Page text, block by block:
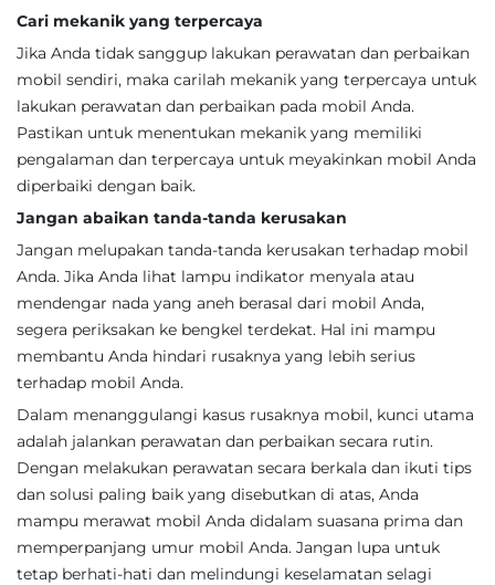
Cari mekanik yang terpercaya
Jika Anda tidak sanggup lakukan perawatan dan perbaikan
mobil sendiri, maka carilah mekanik yang terpercaya untuk
lakukan perawatan dan perbaikan pada mobil Anda.
Pastikan untuk menentukan mekanik yang memiliki
pengalaman dan terpercaya untuk meyakinkan mobil Anda
diperbaiki dengan baik.
Jangan abaikan tanda-tanda kerusakan
Jangan melupakan tanda-tanda kerusakan terhadap mobil
Anda. Jika Anda lihat lampu indikator menyala atau
mendengar nada yang aneh berasal dari mobil Anda,
segera periksakan ke bengkel terdekat. Hal ini mampu
membantu Anda hindari rusaknya yang lebih serius
terhadap mobil Anda.
Dalam menanggulangi kasus rusaknya mobil, kunci utama
adalah jalankan perawatan dan perbaikan secara rutin.
Dengan melakukan perawatan secara berkala dan ikuti tips
dan solusi paling baik yang disebutkan di atas, Anda
mampu merawat mobil Anda didalam suasana prima dan
memperpanjang umur mobil Anda. Jangan lupa untuk
tetap berhati-hati dan melindungi keselamatan selagi